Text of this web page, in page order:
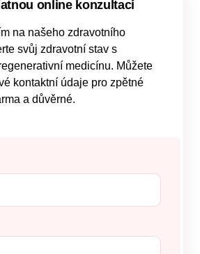
online konzultaci
na našeho zdravotního
svůj zdravotní stav s
medicínu. Můžete
kontaktní údaje pro zpětné
a důvěrné.